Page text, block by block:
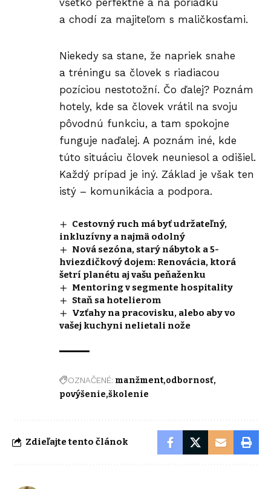
všetko perfektné a na poriadku
a chodí za majiteľom s maličkosťami.
Niekedy sa stane, že napriek snahe
a tréningu sa človek s riadiacou
pozíciou nestotožní. Čo ďalej? Poznám
hotely, kde sa človek vrátil na svoju
pôvodnú funkciu, a tam spokojne
funguje naďalej. A poznám iné, kde
túto situáciu človek neuniesol a odišiel.
Každý prípad je iný. Základ je však ten
istý – komunikácia a podpora.
Cestovný ruch má byť udržateľný,
inkluzívny a najmä odolný
Nová sezóna, starý nábytok a 5-
hviezdičkový dojem: Renovácia, ktorá
šetrí planétu aj vašu peňaženku
Mentoring v segmente hospitality
Staň sa hotelierom
Vzťahy na pracovisku, alebo aby vo
vašej kuchyni nelietali nože
OZNAČENÉ: manžment odbornosť
povýšenie školenie
Zdieľajte tento článok